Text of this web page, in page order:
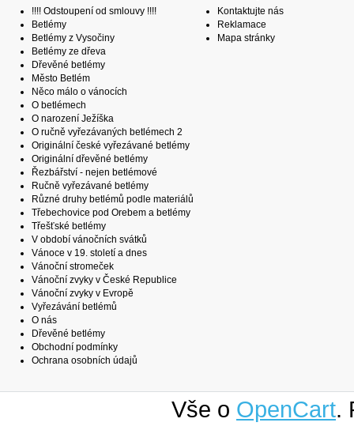
!!!! Odstoupení od smlouvy !!!!
Betlémy
Betlémy z Vysočiny
Betlémy ze dřeva
Dřevěné betlémy
Město Betlém
Něco málo o vánocích
O betlémech
O narození Ježíška
O ručně vyřezávaných betlémech 2
Originální české vyřezávané betlémy
Originální dřevěné betlémy
Řezbářství - nejen betlémové
Ručně vyřezávané betlémy
Různé druhy betlémů podle materiálů
Třebechovice pod Orebem a betlémy
Třešťské betlémy
V období vánočních svátků
Vánoce v 19. století a dnes
Vánoční stromeček
Vánoční zvyky v České Republice
Vánoční zvyky v Evropě
Vyřezávání betlémů
O nás
Dřevěné betlémy
Obchodní podmínky
Ochrana osobních údajů
Kontaktujte nás
Reklamace
Mapa stránky
Vše o OpenCart.